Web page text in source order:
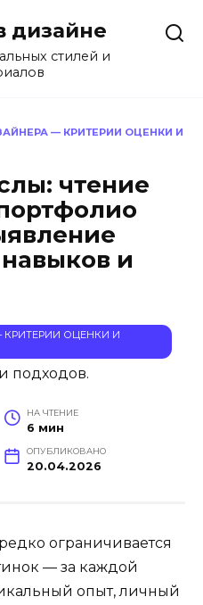
дизайне
стилей и
— КРИТЕРИИ ОЦЕНКИ И
чтение
и
КРИТЕРИИ ОЦЕНКИ И
НА ЧТЕНИЕ
6 мин
ОПУБЛИКОВАНО
20.04.2026
ограничивается
— за каждой
опыт, личный